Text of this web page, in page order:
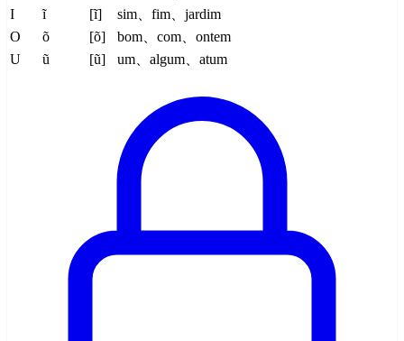
I
ĩ [ĩ]
sim、fim、jardim
O
õ [õ]
bom、com、ontem
U
ũ [ũ] um、algum、atum